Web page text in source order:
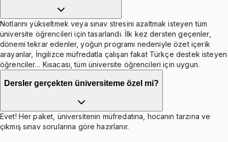
Notlarını yükseltmek veya sınav stresini azaltmak isteyen tüm
üniversite öğrencileri için tasarlandı. İlk kez dersten geçenler,
dönemi tekrar edenler, yoğun programı nedeniyle özet içerik
arayanlar, İngilizce müfredatla çalışan fakat Türkçe destek isteyen
öğrenciler… Kısacası, tüm üniversite öğrencileri için uygun.
Dersler gerçekten üniversiteme özel mi?
Evet! Her paket, üniversitenin müfredatına, hocanın tarzına ve
çıkmış sınav sorularına göre hazırlanır.